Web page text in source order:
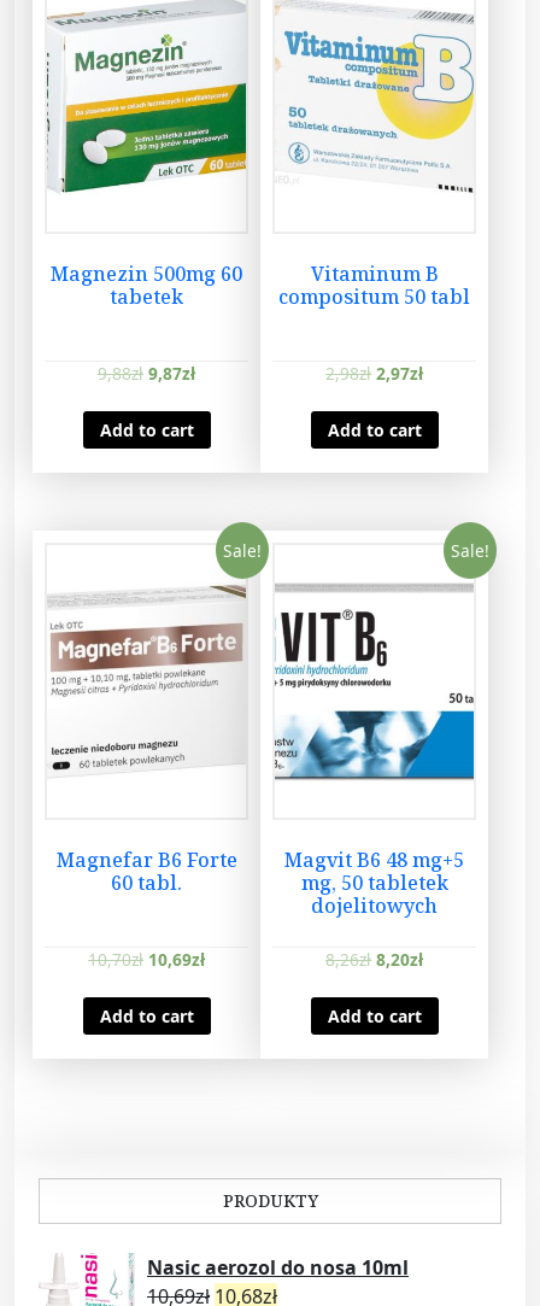
Magnezin 500mg 60
tabetek
9,88zł 9,87zł
Add to cart
Vitaminum B
compositum 50 tabl
2,98zł 2,97zł
Add to cart
Sale!
Magnefar B6 Forte
60 tabl.
10,70zł 10,69zł
Add to cart
Sale!
Magvit B6 48 mg+5
mg, 50 tabletek
dojelitowych
8,26zł 8,20zł
Add to cart
PRODUKTY
Nasic aerozol do nosa 10ml
10,69zł 10,68zł